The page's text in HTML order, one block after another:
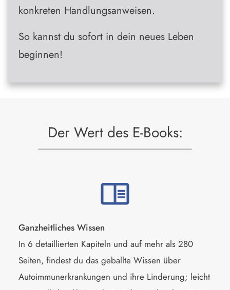
konkreten Handlungsanweisen.
So kannst du sofort in dein neues Leben
beginnen!
Der Wert des E-Books:
Ganzheitliches Wissen
In 6 detaillierten Kapiteln und auf mehr als 280
Seiten, findest du das geballte Wissen über
Autoimmunerkrankungen und ihre Linderung; leicht